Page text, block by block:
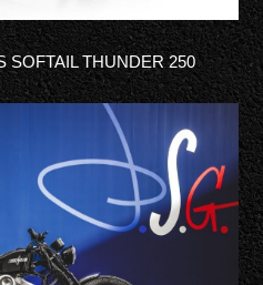
SOFTAIL THUNDER250